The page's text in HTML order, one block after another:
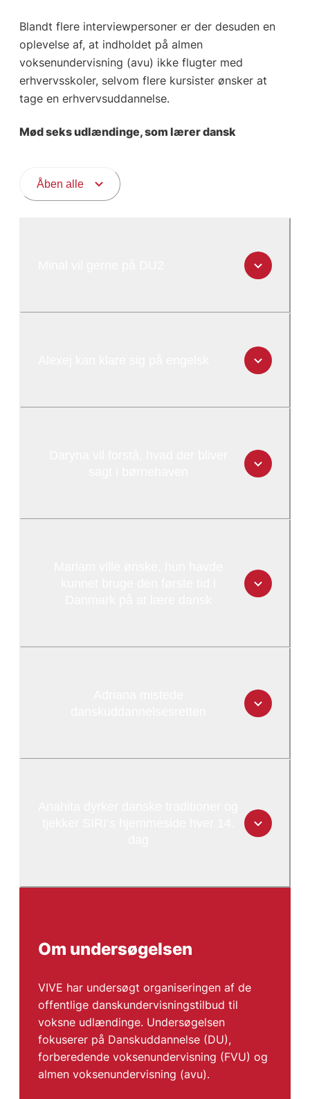
Blandt flere interviewpersoner er der desuden en
oplevelse af, at indholdet på almen
voksenundervisning (avu) ikke flugter med
erhvervsskoler, selvom flere kursister ønsker at
tage en erhvervsuddannelse.
Mød seks udlændinge, som lærer dansk
Åben alle
Om undersøgelsen
VIVE har undersøgt organiseringen af de
offentlige danskundervisningstilbud til
voksne udlændinge. Undersøgelsen
fokuserer på Danskuddannelse (DU),
forberedende voksenundervisning (FVU) og
almen voksenundervisning (avu).